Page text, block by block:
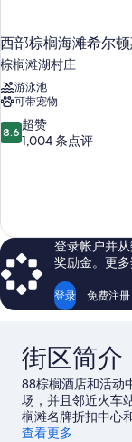
西部棕榈海滩希尔
棕榈滩湖村庄
游泳池
可带宠物
8.6
分，
1,004
条
点
评
8.6 超赞
1,004 条点评
登录帐户并
奖励金。更
登录 免费注册
街区简介
88棕榈酒店和活动
场，并且邻近火车
榈滩名牌折扣中心
戏？来看看棕榈滩
查看更多